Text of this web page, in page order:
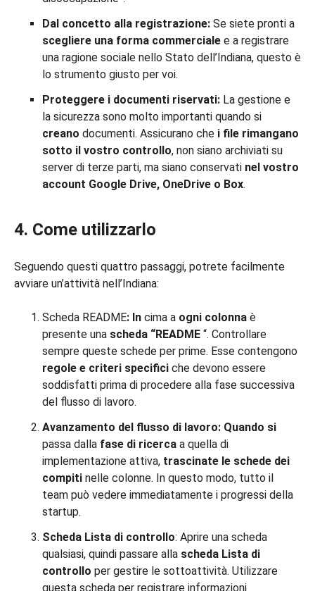
Dal concetto alla registrazione: Se siete pronti a
scegliere una forma commerciale e a registrare
una ragione sociale nello Stato dell’Indiana, questo è
lo strumento giusto per voi.
Proteggere i documenti riservati: La gestione e
la sicurezza sono molto importanti quando si
creano documenti. Assicurano che i file rimangano
sotto il vostro controllo, non siano archiviati su
server di terze parti, ma siano conservati nel vostro
account Google Drive, OneDrive o Box.
4. Come utilizzarlo
Seguendo questi quattro passaggi, potrete facilmente
avviare un’attività nell’Indiana:
Scheda README: In cima a ogni colonna è
presente una scheda “README “. Controllare
sempre queste schede per prime. Esse contengono
regole e criteri specifici che devono essere
soddisfatti prima di procedere alla fase successiva
del flusso di lavoro.
Avanzamento del flusso di lavoro: Quando si
passa dalla fase di ricerca a quella di
implementazione attiva, trascinate le schede dei
compiti nelle colonne. In questo modo, tutto il
team può vedere immediatamente i progressi della
startup.
Scheda Lista di controllo: Aprire una scheda
qualsiasi, quindi passare alla scheda Lista di
controllo per gestire le sottoattività. Utilizzare
questa scheda per registrare informazioni